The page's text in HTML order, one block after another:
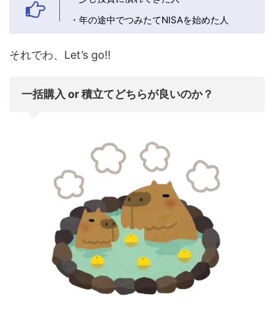
・年の途中でつみたてNISAを始めた人
それでわ、Let’s go!!
一括購入 or 積立てどちらが良いのか？